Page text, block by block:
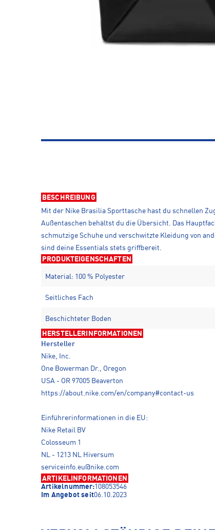
BESCHREIBUNG
Mit der Nike Brasilia Sporttasche hast du schnellen
Außentaschen behältst du die Übersicht. Das
schmutzige Schuhe und verschwitzte Kleidung von
sind deine Essentials stets griffbereit.
PRODUKTEIGENSCHAFTEN
Material: 100 % Polyester
Seitliches Fach
Beschichteter Boden
HERSTELLERINFORMATIONEN
Hersteller
Nike, Inc.
One Bowerman Dr., Oregon
USA - OR 97005 Beaverton
https://about.nike.com/en/company#contact-us
Einführerinformationen in die EU:
Nike Retail BV
Colosseum 1
NL - 1213 NL Hiversum
serviceinfo.eu@nike.com
ARTIKELINFORMATIONEN
Artikelnummer:108053546
Im Angebot seit06.10.2023